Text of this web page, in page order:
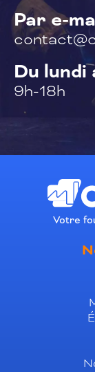
Par e-
Du lundi
9h-18h
Votre